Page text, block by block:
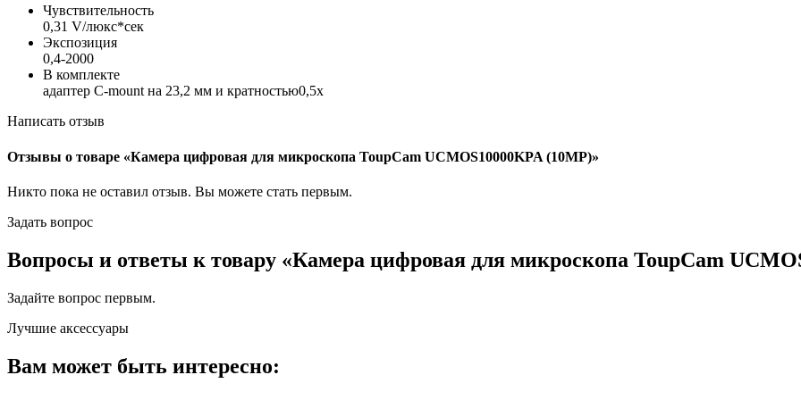
Чувствительность
0,31 V/люкс*сек
Экспозиция
0,4-2000
В комплекте
адаптер C-mount на 23,2 мм и кратностью0,5х
Написать отзыв
Отзывы о товаре «Камера цифровая для микроскопа ToupCam UCMOS10000KPA (10MP)»
Никто пока не оставил отзыв. Вы можете стать первым.
Задать вопрос
Вопросы и ответы к товару «Камера цифровая для микроскопа ToupCam
Задайте вопрос первым.
Лучшие аксессуары
Вам может быть интересно: